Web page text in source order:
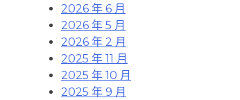
2026 年 6 月
2026 年 5 月
2026 年 2 月
2025 年 11 月
2025 年 10 月
2025 年 9 月